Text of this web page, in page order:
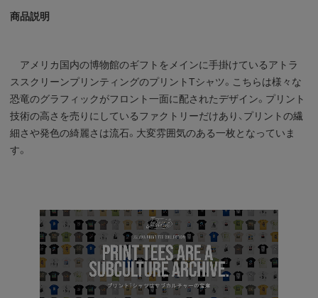
商品説明
アメリカ国内の博物館のギフトをメインに手掛けているアトラ
ススクリーンプリンティングのプリントTシャツ。こちらは様々な
恐竜のグラフィックがフロント一面に配されたデザイン。プリント
技術の高さを売りにしているファクトリーだけあり、プリントの繊
細さや発色の綺麗さは流石。大変雰囲気のある一枚となっていま
す。